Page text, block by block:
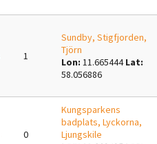
KONTAKT
SKAPA
LOGGA IN
1
Sundby, Stigfjorden,
Tjörn
Lon: 11.665444Lat:
58.056886
0
Kungsparkens
badplats, Lyckorna,
Ljungskile